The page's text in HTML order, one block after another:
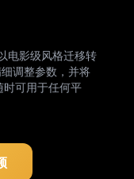
电影级风格迁移转
调整参数，并将
时可用于任何平